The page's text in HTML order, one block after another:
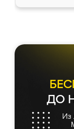
ДО
Из